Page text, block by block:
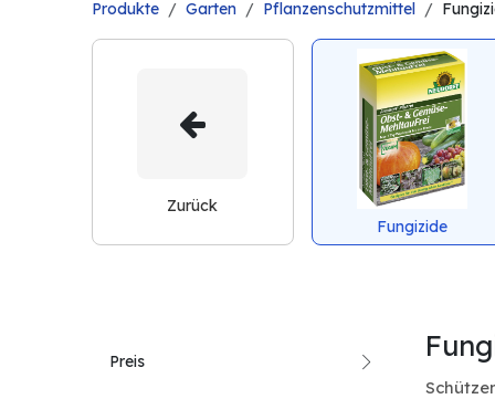
Produkte Garten Pflanzenschutzmittel
Zurück
Fungizide
Preis